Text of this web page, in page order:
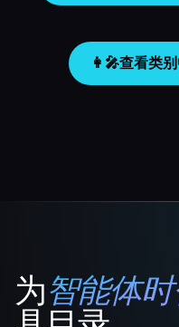
👩‍🎤查看类
That AI
为智能体